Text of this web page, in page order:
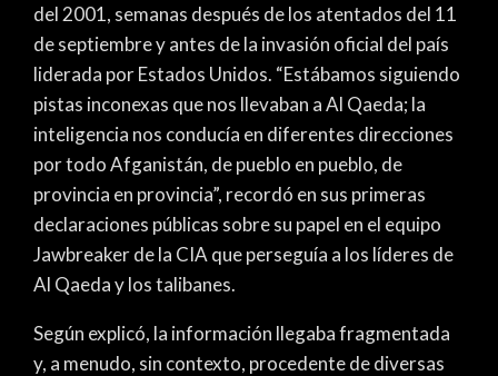
del 2001, semanas después de los atentados del 11
de septiembre y antes de la invasión oficial del país
liderada por Estados Unidos. “Estábamos siguiendo
pistas inconexas que nos llevaban a Al Qaeda; la
inteligencia nos conducía en diferentes direcciones
por todo Afganistán, de pueblo en pueblo, de
provincia en provincia”, recordó en sus primeras
declaraciones públicas sobre su papel en el equipo
Jawbreaker de la CIA que perseguía a los líderes de
Al Qaeda y los talibanes.
Según explicó, la información llegaba fragmentada
y, a menudo, sin contexto, procedente de diversas